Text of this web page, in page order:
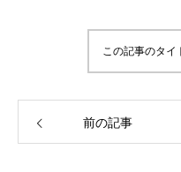
この記事のタイ
前の記事